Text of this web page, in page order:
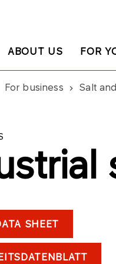
ABOUT US FOR
For business Salt
SHEET